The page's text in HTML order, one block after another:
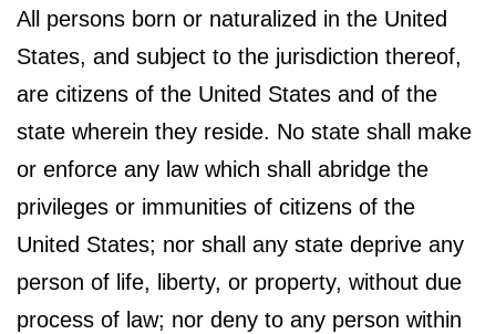
All persons born or naturalized in the United
States, and subject to the jurisdiction thereof,
are citizens of the United States and of the
state wherein they reside. No state shall make
or enforce any law which shall abridge the
privileges or immunities of citizens of the
United States; nor shall any state deprive any
person of life, liberty, or property, without due
process of law; nor deny to any person within